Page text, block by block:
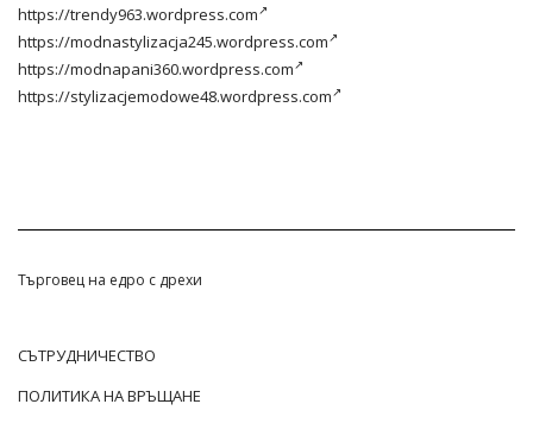
https://trendy963.wordpress.com
https://modnastylizacja245.wordpress.com
https://modnapani360.wordpress.com
https://stylizacjemodowe48.wordpress.com
Търговец на едро с дрехи
СЪТРУДНИЧЕСТВО
ПОЛИТИКА НА ВРЪЩАНЕ